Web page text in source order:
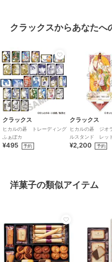
クラックスからあなたへ
クラックス
ヒカルの碁 トレーディング
ふぁぼカ
¥495 予約
クラックス
ヒカルの碁 ジオ
ルスタンド レッ
¥2,200 予約
洋菓子の類似アイテム